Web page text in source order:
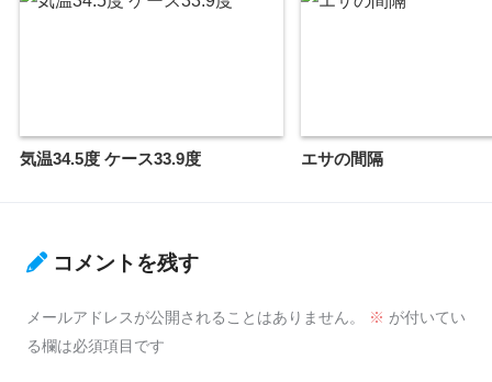
気温34.5度 ケース33.9度 エサの間隔
コメントを残す
メールアドレスが公開されることはありません。 ※ が付いてい
る欄は必須項目です